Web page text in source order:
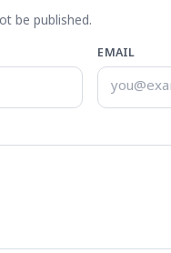
be published.
EMAIL